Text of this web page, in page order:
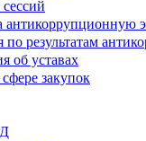
по результатам
об уставах
закупок